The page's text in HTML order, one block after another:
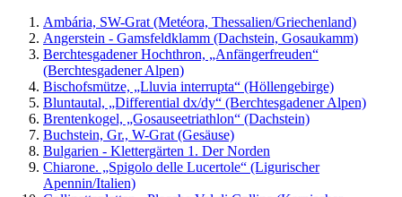
Ambária, SW-Grat (Metéora, Thessalien/Griechenland)
Angerstein - Gamsfeldklamm (Dachstein, Gosaukamm)
Berchtesgadener Hochthron, „Anfängerfreuden“
(Berchtesgadener Alpen)
Bischofsmütze, „Lluvia interrupta“ (Höllengebirge)
Bluntautal, „Differential dx/dy“ (Berchtesgadener Alpen)
Brentenkogel, „Gosauseetriathlon“ (Dachstein)
Buchstein, Gr., W-Grat (Gesäuse)
Bulgarien - Klettergärten 1. Der Norden
Chiarone. „Spigolo delle Lucertole“ (Ligurischer
Apennin/Italien)